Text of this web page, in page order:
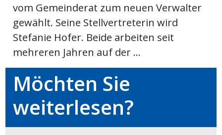
App
Fussball
vom Gemeinderat zum neuen Verwalter
gewählt. Seine Stellvertreterin wird
Stefanie Hofer. Beide arbeiten seit
mehreren Jahren auf der ...
Möchten Sie
weiterlesen?